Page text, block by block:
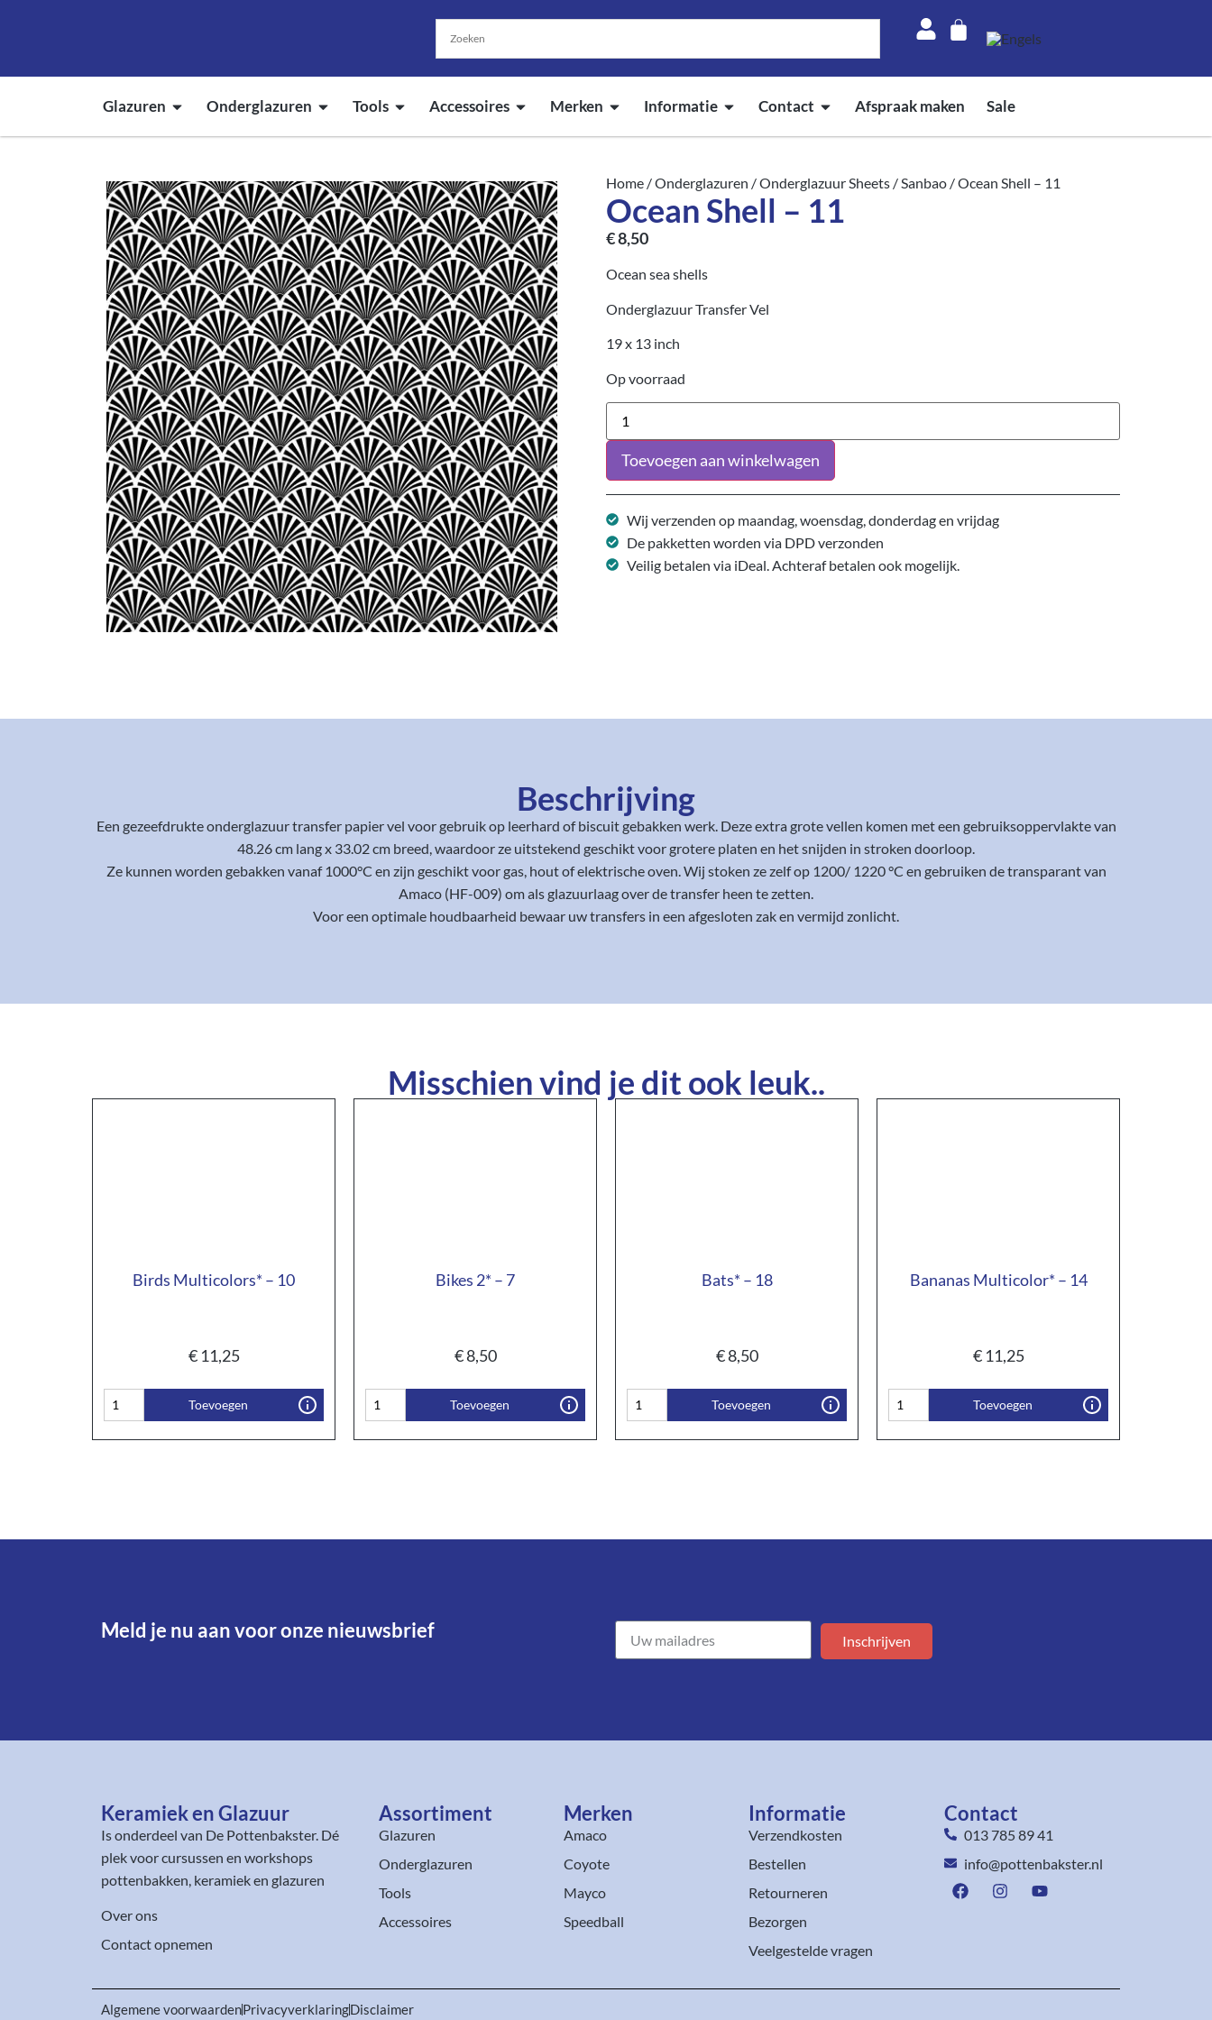
Glazuren Onderglazuren Tools Accessoires Merken Informatie Contact Afspraak maken Sale
Home /Onderglazuren /Onderglazuur Sheets /Sanbao / Ocean Shell – 11
Ocean Shell – 11
€8,50
Ocean sea shells
Onderglazuur Transfer Vel
19 x 13 inch
Op voorraad
Toevoegen aan winkelwagen
Wij verzenden op maandag, woensdag, donderdag en vrijdag
De pakketten worden via DPD verzonden
Veilig betalen via iDeal. Achteraf betalen ook mogelijk.
Beschrijving
Een gezeefdrukte onderglazuur transfer papier vel voor gebruik op leerhard of biscuit gebakken werk. Deze extra grote vellen komen met een gebruiksoppervlakte van
48.26 cm lang x 33.02 cm breed, waardoor ze uitstekend geschikt voor grotere platen en het snijden in stroken doorloop.
Ze kunnen worden gebakken vanaf 1000°C en zijn geschikt voor gas, hout of elektrische oven. Wij stoken ze zelf op 1200/ 1220 °C en gebruiken de transparant van
Amaco (HF-009) om als glazuurlaag over de transfer heen te zetten.
Voor een optimale houdbaarheid bewaar uw transfers in een afgesloten zak en vermijd zonlicht.
Misschien vind je dit ook leuk..
Birds Multicolors* – 10
€11,25
Toevoegen
Bikes 2* – 7
€8,50
Toevoegen
Bats* – 18
€8,50
Toevoegen
Bananas Multicolor* – 14
€11,25
Toevoegen
Meld je nu aan voor onze nieuwsbrief​ Inschrijven
Keramiek en Glazuur​
Is onderdeel van De Pottenbakster. Dé
plek voor cursussen en workshops
pottenbakken, keramiek en glazuren
Over ons
Contact opnemen
Assortiment​
Glazuren
Onderglazuren
Tools
Accessoires
Merken
Amaco
Coyote
Mayco
Speedball
Informatie
Verzendkosten
Bestellen
Retourneren
Bezorgen
Veelgestelde vragen
Contact
013 785 89 41
info@pottenbakster.nl
Algemene voorwaardenPrivacyverklaringDisclaimer